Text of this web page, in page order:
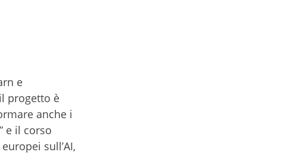
e
progetto è
anche i
e il corso
sull’AI,